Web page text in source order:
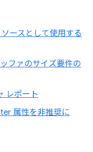
ースとして使用する
ファのサイズ要件の
レポート
属性を非推奨に